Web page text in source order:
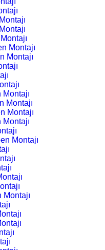
Montajı
Montajı
Montajı
Montajı
Montajı
Montajı